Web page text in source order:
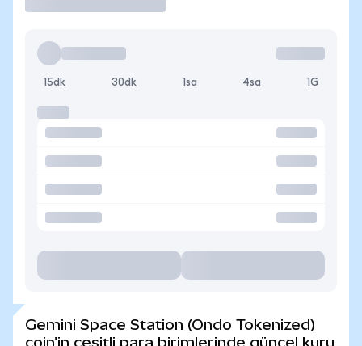
15dk 30dk 1sa 4sa 1G
Gemini Space Station (Ondo Tokenized)
coin'in çeşitli para birimlerinde güncel kuru